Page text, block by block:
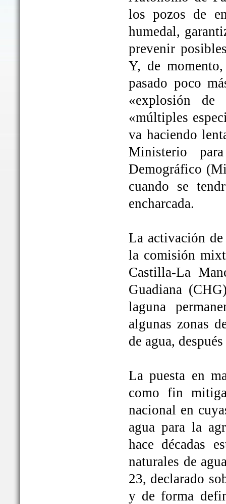
los pozos de
humedal,
prevenir
Y, de
pasado poco
«explosión
«múltiples
va haciendo
Ministerio
Demográfico
cuando se
encharcada.
La activación
la comisión
Castilla-La
Guadiana
laguna
algunas zonas
de agua,
La puesta en
como fin
nacional en
agua para la
hace décadas
naturales de
23, declarado
y de forma